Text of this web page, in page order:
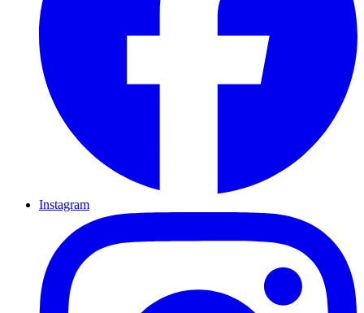
Instagram